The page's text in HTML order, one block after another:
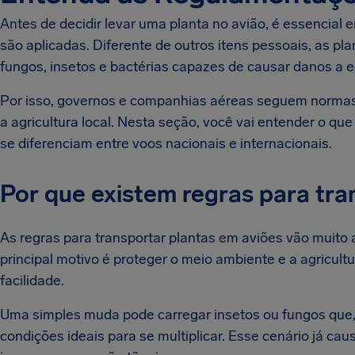
Antes de decidir levar uma planta no avião, é essencial
são aplicadas. Diferente de outros itens pessoais, as
fungos, insetos e bactérias capazes de causar danos a
Por isso, governos e companhias aéreas seguem
a agricultura local. Nesta seção, você vai entender o
se diferenciam entre voos nacionais e internacionais.
Por que existem regras para
As regras para transportar plantas em aviões vão
principal motivo é proteger o meio ambiente e a
facilidade.
Uma simples muda pode carregar insetos ou fungos
condições ideais para se multiplicar. Esse cenário já